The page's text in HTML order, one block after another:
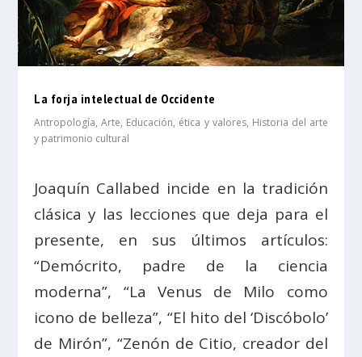
La forja intelectual de Occidente
Antropología,Arte, Educación, ética y valores, Historia del arte
y patrimonio cultural
Joaquín Callabed incide en la tradición
clásica y las lecciones que deja para el
presente, en sus últimos artículos:
“Demócrito, padre de la ciencia
moderna”, “La Venus de Milo como
icono de belleza”, “El hito del ‘Discóbolo’
de Mirón”, “Zenón de Citio, creador del